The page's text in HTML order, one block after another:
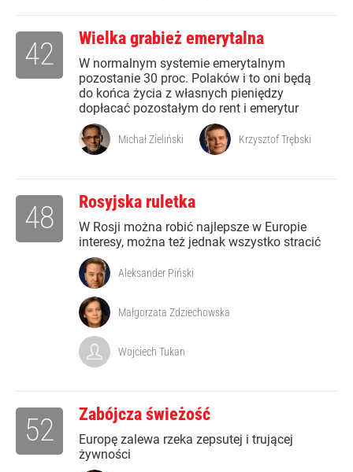
Wielka grabież emerytalna
W normalnym systemie emerytalnym
pozostanie 30 proc. Polaków i to oni będą
do końca życia z własnych pieniędzy
dopłacać pozostałym do rent i emerytur
42
Michał Zieliński Krzysztof Trębski
Rosyjska ruletka
W Rosji można robić najlepsze w Europie
interesy, można też jednak wszystko stracić
48
Aleksander Piński
Małgorzata Zdziechowska
Wojciech Tukan
Zabójcza świeżość
Europę zalewa rzeka zepsutej i trującej
żywności
52